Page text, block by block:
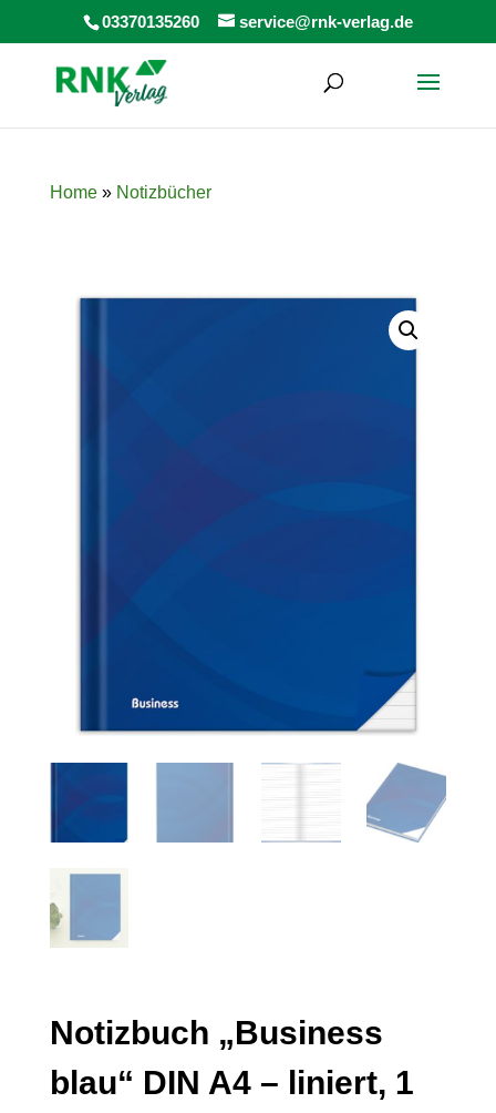
03370135260 service@rnk-verlag.de
Home» Notizbücher
Notizbuch „Business
blau“ DIN A4 – liniert, 1